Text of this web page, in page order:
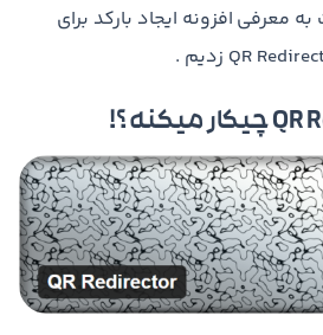
معرفی افزونه ایجاد بارکد برای